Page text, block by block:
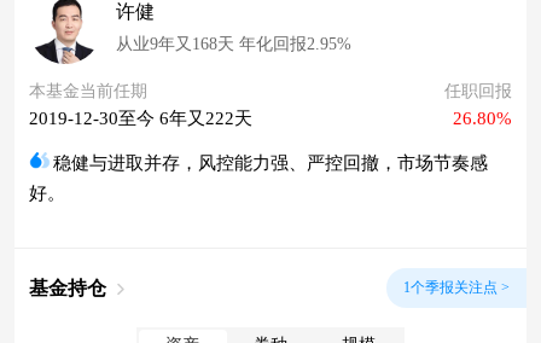
许健
从业9年又168天 年化回报2.95%
本基金当前任期
2019-12-30至今 6年又222天
任职回报
26.80%
稳健与进取并存，风控能力强、严控回撤，市场节奏感
好。
基金持仓 1个季报关注点 >